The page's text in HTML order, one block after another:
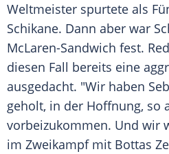
Weltmeister spurtete als
Schikane. Dann aber war
McLaren-Sandwich fest.
diesen Fall bereits eine
ausgedacht. "Wir haben
geholt, in der Hoffnung, so
vorbeizukommen. Und wir
im Zweikampf mit Bottas